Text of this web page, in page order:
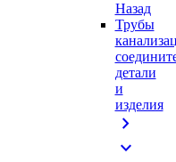
Назад
Трубы
детали
и
изделия
chevron_right
expand_more